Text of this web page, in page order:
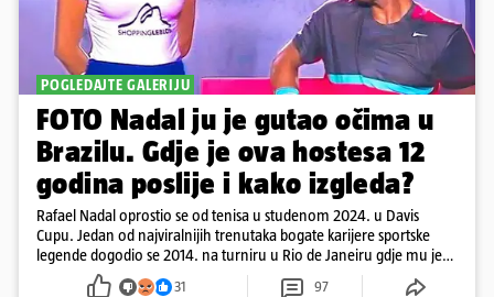
POGLEDAJTE GALERIJU
FOTO Nadal ju je gutao očima u
Brazilu. Gdje je ova hostesa 12
godina poslije i kako izgleda?
Rafael Nadal oprostio se od tenisa u studenom 2024. u Davis
Cupu. Jedan od najviralnijih trenutaka bogate karijere sportske
legende dogodio se 2014. na turniru u Rio de Janeiru gdje mu je
pažnju odvlačila ljepotica iza klupe
31 97